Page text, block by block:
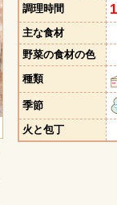
調理時間
主な食材
野菜の食材の色
種類
季節
火と包丁